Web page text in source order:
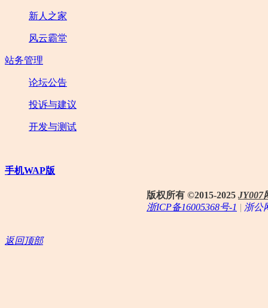
新人之家
风云霸堂
站务管理
论坛公告
投诉与建议
开发与测试
手机WAP版
版权所有 ©2015-2025 JY007
浙ICP备16005368号-1 | 浙公
返回顶部